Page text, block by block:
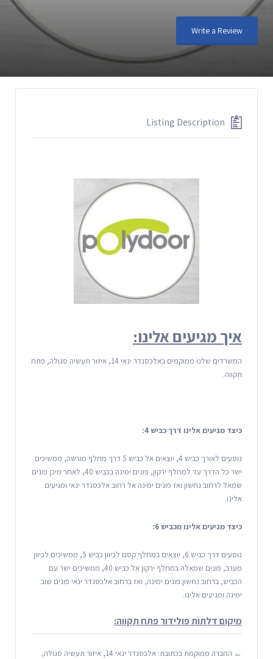
Write a Review
Listing Description
איך מגיעים אלינו:
המשרדים שלנו ממוקמים באלכסנדר ינאי 14, איזור תעשיה סגולה, פתח
תקווה.
כיצד מגיעים אלינו דרך כביש 4:
נוסעים לאורך כביש 4, יוצאים אל כביש 5 דרך מחלף מורשה, ממשיכים
ישר כל הדרך עד למחלף ירקון, פונים ימינה בכביש 40, לאחר מיכן פונים
שמאל לרחוב נחשון ואז פונים ימינה אל רחוב אלכסנדר ינאי ומגיעים
אלינו.
כיצד מגיעים אלינו מכביש 6:
נוסעים דרך כביש 6, יוצאים במחלף קסם לכיוון כביש 5, ממשיכים לכיוון
מערב, פונים שמאלה במחלף ירקון אל כביש 40, ממשיכים ישר עם
הכביש, ברחוב נחשון פונים ימינה, ואז ברחוב אלכסנדר ינאי פונים שוב
ימינה ומגיעים אלינו.
מיקום דלתות פולידור פתח תקווה:
← החברה ממוקמת בכתובת: אלכסנדר ינאי 14, איזור תעשיה סגולה,